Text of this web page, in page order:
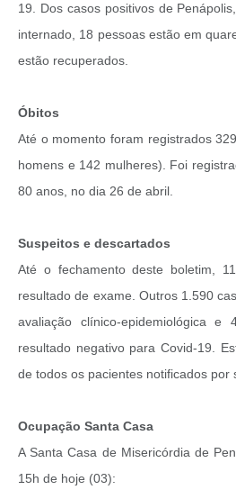
19. Dos casos positivos de
internado, 18 pessoas estão em
estão recuperados.
Óbitos
Até o momento foram registrados
homens e 142 mulheres). Foi
80 anos, no dia 26 de abril.
Suspeitos e descartados
Até o fechamento deste boletim,
resultado de exame. Outros 1.590
avaliação clínico-epidemiológica e
resultado negativo para Covid-19.
de todos os pacientes notificados por
Ocupação Santa Casa
A Santa Casa de Misericórdia de
15h de hoje (03):